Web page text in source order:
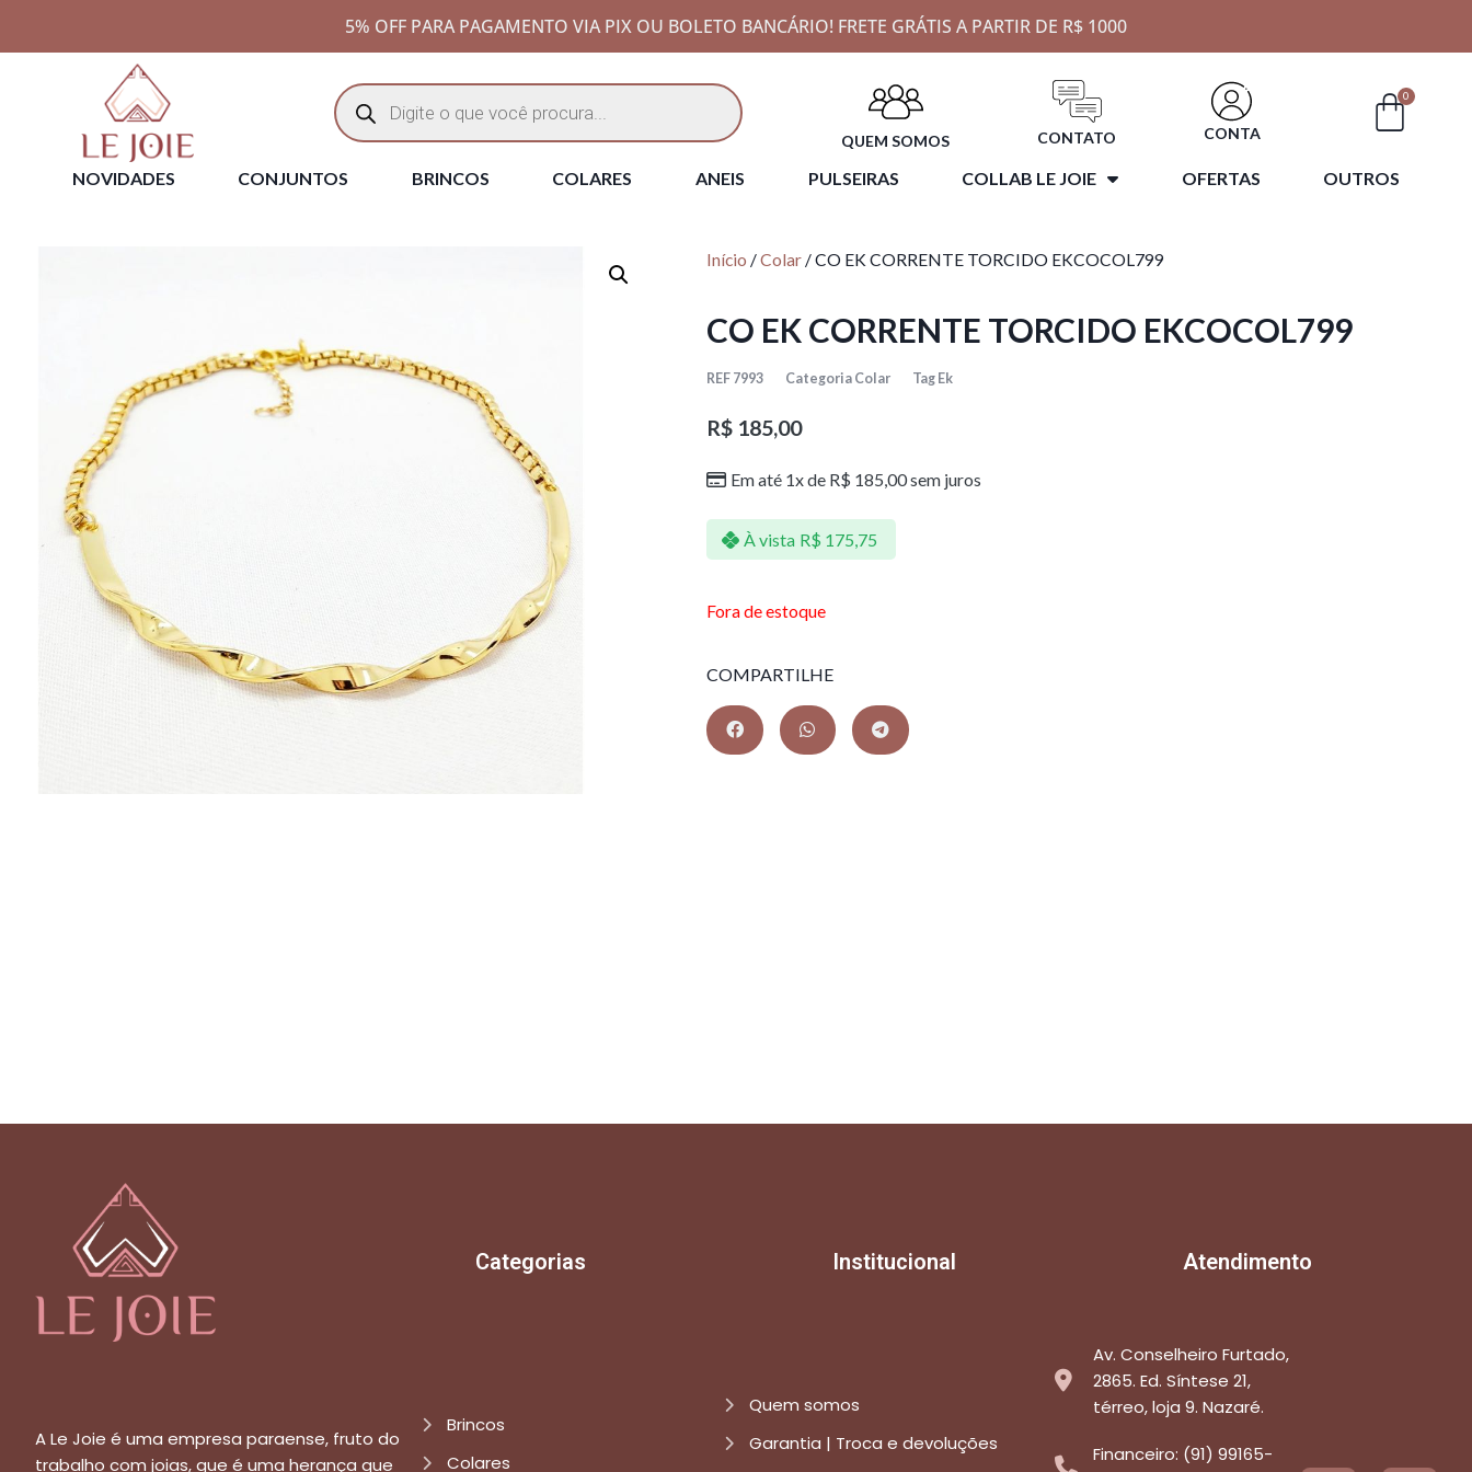
5% OFF PARA PAGAMENTO VIA PIX OU BOLETO BANCÁRIO! FRETE GRÁTIS A PARTIR DE R$ 1000
QUEM SOMOS CONTATO CONTA
0
NOVIDADES CONJUNTOS BRINCOS COLARES ANEIS PULSEIRAS COLLAB LE JOIE OFERTAS OUTROS
Início /Colar / CO EK CORRENTE TORCIDO EKCOCOL799
CO EK CORRENTE TORCIDO EKCOCOL799
REF 7993 Categoria Colar Tag Ek
R$ 185,00
Em até 1x de R$ 185,00sem juros
À vista R$ 175,75
Fora de estoque
COMPARTILHE
Categorias Institucional Atendimento
A Le Joie é uma empresa paraense, fruto do
trabalho com joias, que é uma herança que
Brincos
Colares
Quem somos
Garantia | Troca e devoluções
Av. Conselheiro Furtado,
2865. Ed. Síntese 21,
térreo, loja 9. Nazaré.
Financeiro: (91) 99165-